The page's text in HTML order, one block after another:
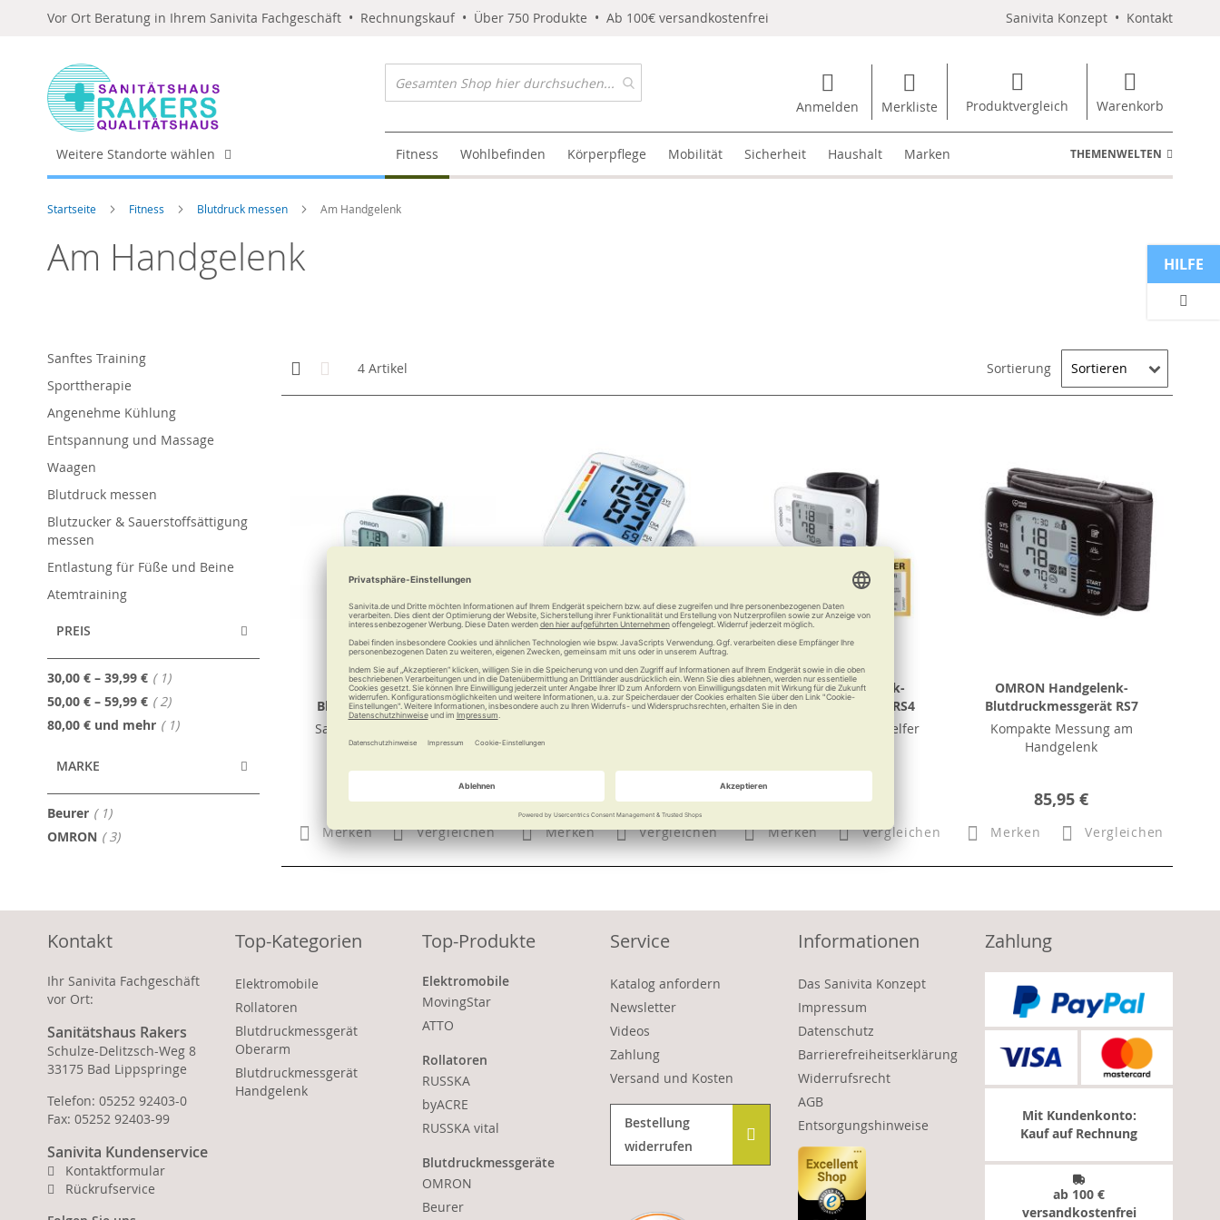
Vor Ort Beratung in Ihrem Sanivita Fachgeschäft • Rechnungskauf • Über 750 Produkte • Ab 100€ versandkostenfrei Sanivita Konzept • Kontakt
Anmelden Merkliste Produktvergleich Warenkorb
Weitere Standorte wählen Fitness Wohlbefinden Körperpflege Mobilität Sicherheit Haushalt Marken THEMENWELTEN
Startseite Fitness Blutdruck messen Am Handgelenk
Am Handgelenk
Anzeigen
als
Kachelansicht
4 Artikel Sortierung
OMRON Handgelenk-
Blutdruckmessgerät RS2
Sanfte Blutdruckmessung
36,50 €
Merken Vergleichen
Beurer Handgelenk-
Blutdruckmessgerät BC 44
53,99 €
Merken Vergleichen
OMRON Handgelenk-
Blutdruckmessgerät RS4
Zuverlässiger Alltagshelfer
51,50 €
Merken Vergleichen
OMRON Handgelenk-
Blutdruckmessgerät RS7
Kompakte Messung am
Handgelenk
85,95 €
Merken Vergleichen
Sanftes Training
Sporttherapie
Angenehme Kühlung
Entspannung und Massage
Waagen
Blutdruck messen
Blutzucker & Sauerstoffsättigung
messen
Entlastung für Füße und Beine
Atemtraining
PREIS
30,00 € – 39,99 € 1Artikel
50,00 € – 59,99 € 2Artikel
80,00 € und mehr 1Artikel
MARKE
Beurer 1Artikel
OMRON 3Artikel
HILFE
Kontakt
Ihr Sanivita Fachgeschäft
vor Ort:
Sanitätshaus Rakers
Schulze-Delitzsch-Weg 8
33175 Bad Lippspringe
Telefon: 05252 92403-0
Fax: 05252 92403-99
Sanivita Kundenservice
Kontaktformular
Rückrufservice
Top-Kategorien
Elektromobile
Rollatoren
Blutdruckmessgerät
Oberarm
Blutdruckmessgerät
Handgelenk
Top-Produkte
Elektromobile
MovingStar
ATTO
Rollatoren
RUSSKA
byACRE
RUSSKA vital
Blutdruckmessgeräte
OMRON
Beurer
Service
Katalog anfordern
Newsletter
Videos
Zahlung
Versand und Kosten
Bestellung
widerrufen
Informationen
Das Sanivita Konzept
Impressum
Datenschutz
Barrierefreiheitserklärung
Widerrufsrecht
AGB
Entsorgungshinweise
Zahlung
Mit Kundenkonto:
Kauf auf Rechnung
ab 100 €
versandkostenfrei